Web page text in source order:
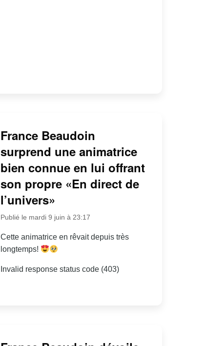
France Beaudoin
surprend une animatrice
bien connue en lui offrant
son propre «En direct de
l’univers»
Publié le mardi 9 juin à 23:17
Cette animatrice en rêvait depuis très
longtemps!
Invalid response status code (403)